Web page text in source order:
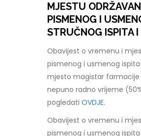
MJESTU
PISMENOG I
STRUČNOG ISPITA
Obavijest o vremenu i
pismenog i usmenog
mjesto magistar farmacije
nepuno radno vrijeme
pogledatiOVDJE.
Obavijest o vremenu i
pismenog i usmenog